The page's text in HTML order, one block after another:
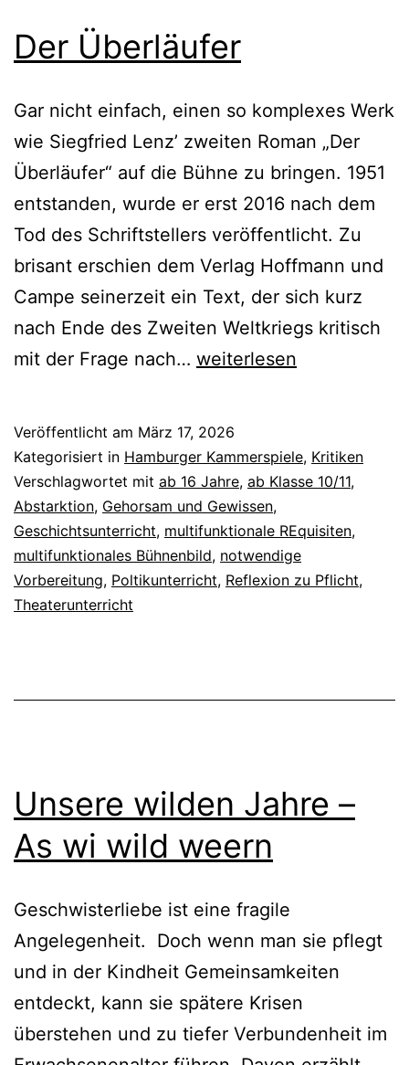
Der Überläufer
Gar nicht einfach, einen so komplexes Werk
wie Siegfried Lenz’ zweiten Roman „Der
Überläufer“ auf die Bühne zu bringen. 1951
entstanden, wurde er erst 2016 nach dem
Tod des Schriftstellers veröffentlicht. Zu
brisant erschien dem Verlag Hoffmann und
Campe seinerzeit ein Text, der sich kurz
nach Ende des Zweiten Weltkriegs kritisch
mit der Frage nach… Der
weiterlesen
Veröffentlicht am März 17, 2026
Kategorisiert in Hamburger Kammerspiele, Kritiken
Verschlagwortet mit ab 16 Jahre, ab Klasse 10/11,
Abstarktion, Gehorsam und Gewissen,
Geschichtsunterricht, multifunktionale REquisiten,
multifunktionales Bühnenbild, notwendige
Vorbereitung, Poltikunterricht, Reflexion zu Pflicht,
Theaterunterricht
Unsere wilden Jahre –
As wi wild weern
Geschwisterliebe ist eine fragile
Angelegenheit. Doch wenn man sie pflegt
und in der Kindheit Gemeinsamkeiten
entdeckt, kann sie spätere Krisen
überstehen und zu tiefer Verbundenheit im